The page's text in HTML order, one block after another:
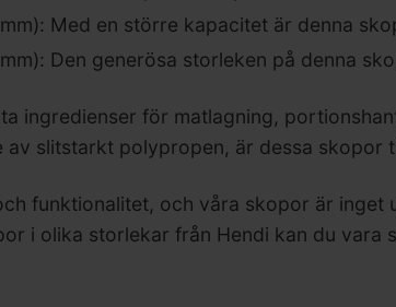
Med en större kapacitet är denna
Den generösa storleken på denna
ingredienser för matlagning,
av slitstarkt polypropen, är dessa skopor
funktionalitet, och våra skopor är
i olika storlekar från Hendi kan du